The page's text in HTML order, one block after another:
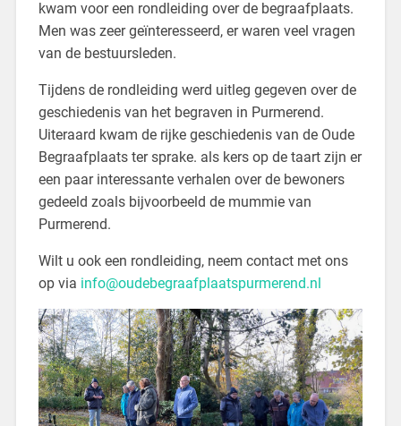
kwam voor een rondleiding over de begraafplaats.
Men was zeer geïnteresseerd, er waren veel vragen
van de bestuursleden.
Tijdens de rondleiding werd uitleg gegeven over de
geschiedenis van het begraven in Purmerend.
Uiteraard kwam de rijke geschiedenis van de Oude
Begraafplaats ter sprake. als kers op de taart zijn er
een paar interessante verhalen over de bewoners
gedeeld zoals bijvoorbeeld de mummie van
Purmerend.
Wilt u ook een rondleiding, neem contact met ons
op via info@oudebegraafplaatspurmerend.nl